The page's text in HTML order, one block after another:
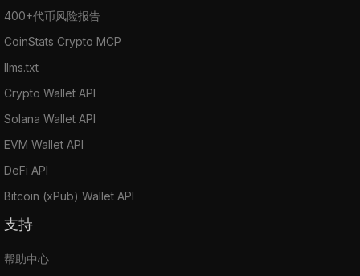
400+代币风险报告
CoinStats Crypto MCP
llms.txt
Crypto Wallet API
Solana Wallet API
EVM Wallet API
DeFi API
Bitcoin (xPub) Wallet API
支持
帮助中心